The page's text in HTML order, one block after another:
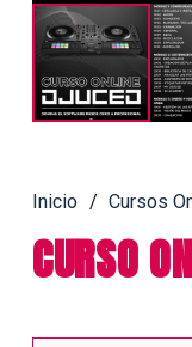
Inicio / Cursos
CURSO